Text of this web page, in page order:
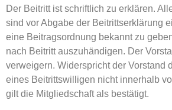
Der Beitritt ist schriftlich zu erklären.
sind vor Abgabe der Beitrittserklärung
eine Beitragsordnung bekannt zu
nach Beitritt auszuhändigen. Der
verweigern. Widerspricht der Vorstand
eines Beitrittswilligen nicht innerhalb
gilt die Mitgliedschaft als bestätigt.